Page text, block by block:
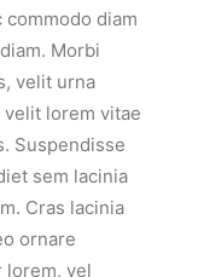
diam
Morbi
velit urna
lorem vitae
Suspendisse
sem lacinia
Cras lacinia
ornare
lorem, vel